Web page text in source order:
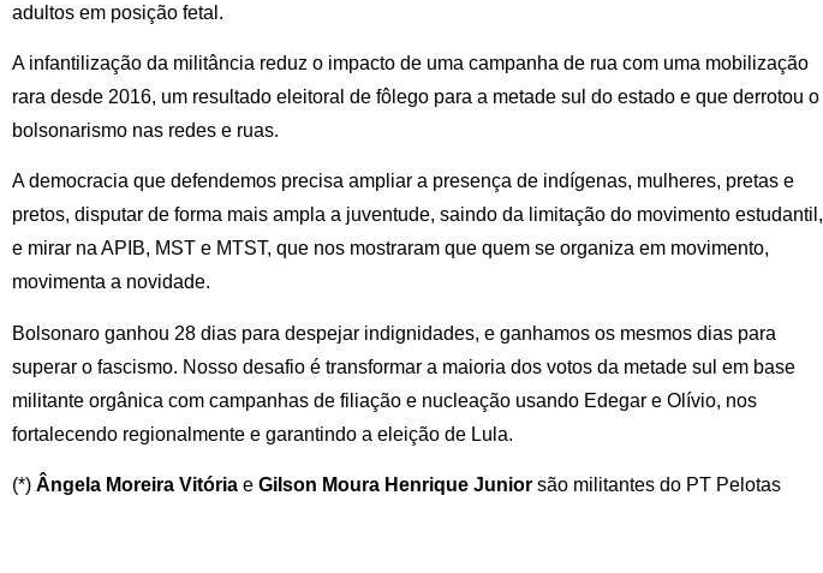
adultos em posição fetal.
A infantilização da militância reduz o impacto de uma campanha de rua com uma mobilização
rara desde 2016, um resultado eleitoral de fôlego para a metade sul do estado e que derrotou o
bolsonarismo nas redes e ruas.
A democracia que defendemos precisa ampliar a presença de indígenas, mulheres, pretas e
pretos, disputar de forma mais ampla a juventude, saindo da limitação do movimento estudantil,
e mirar na APIB, MST e MTST, que nos mostraram que quem se organiza em movimento,
movimenta a novidade.
Bolsonaro ganhou 28 dias para despejar indignidades, e ganhamos os mesmos dias para
superar o fascismo. Nosso desafio é transformar a maioria dos votos da metade sul em base
militante orgânica com campanhas de filiação e nucleação usando Edegar e Olívio, nos
fortalecendo regionalmente e garantindo a eleição de Lula.
(*) Ângela Moreira Vitória e Gilson Moura Henrique Junior são militantes do PT Pelotas